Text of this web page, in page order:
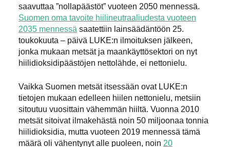
saavuttaa ”nollapäästöt” vuoteen 2050 mennessä.
Suomen oma tavoite hiilineutraaliudesta vuoteen
2035 mennessä saatettiin lainsäädäntöön 25.
toukokuuta – päivä LUKE:n ilmoituksen jälkeen,
jonka mukaan metsät ja maankäyttösektori on nyt
hiilidioksidipäästöjen nettolähde, ei nettonielu.
Vaikka Suomen metsät itsessään ovat LUKE:n
tietojen mukaan edelleen hiilen nettonielu, metsiin
sitoutuu vuosittain vähemmän hiiltä. Vuonna 2010
metsät sitoivat ilmakehästä noin 50 miljoonaa tonnia
hiilidioksidia, mutta vuoteen 2019 mennessä tämä
määrä oli vähentynyt alle puoleen, noin 20